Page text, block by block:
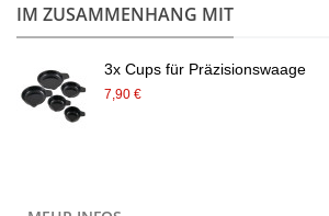
IM ZUSAMMENHANG MIT
3x Cups für Präzisionswaage
7,90 €